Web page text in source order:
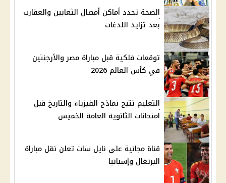
الصحة تحدد أماكن أمصال الثعابين والعقارب
بعد تزايد اللدغات
توقعات فلكية قبل مباراة مصر والأرجنتين
في كأس العالم 2026
التعليم تتيح نماذج الفيزياء والتاريخ قبل
امتحانات الثانوية العامة الخميس
قناة مجانية على نايل سات تعلن نقل مباراة
البرتغال وإسبانيا